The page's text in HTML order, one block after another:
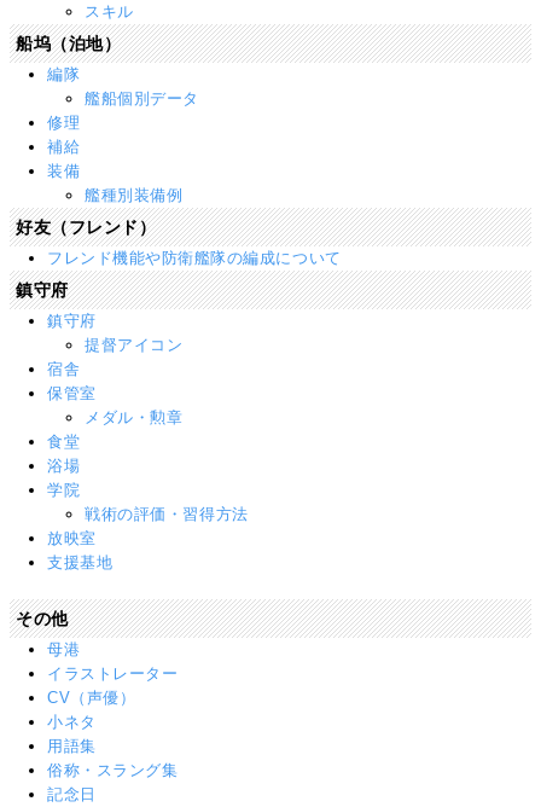
スキル
船坞（泊地）
編隊
艦船個別データ
修理
補給
装備
艦種別装備例
好友（フレンド）
フレンド機能や防衛艦隊の編成について
鎮守府
鎮守府
提督アイコン
宿舎
保管室
メダル・勲章
食堂
浴場
学院
戦術の評価・習得方法
放映室
支援基地
その他
母港
イラストレーター
CV（声優）
小ネタ
用語集
俗称・スラング集
記念日